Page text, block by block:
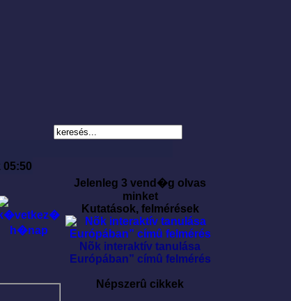
Jelenleg 3 vend�g olvas
minket
Kutatások, felmérések
Nõk interaktív tanulása
Európában” címû felmérés
Népszerû cikkek